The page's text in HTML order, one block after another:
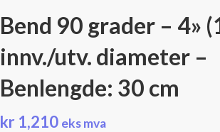
Bend 90 grader – 4»
innv./utv. diameter –
Benlengde: 30 cm
kr 1,210 eks mva